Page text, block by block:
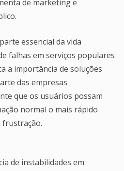
de marketing e
essencial da vida
falhas em serviços populares
a importância de soluções
das empresas
que os usuários possam
normal o mais rápido
frustração.
de instabilidades em